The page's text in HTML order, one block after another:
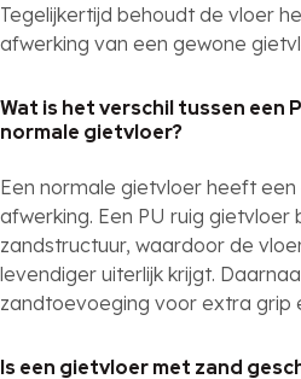
Tegelijkertijd behoudt de vloer
afwerking van een gewone
Wat is het verschil tussen een
normale gietvloer?
Een normale gietvloer heeft
afwerking. Een PU ruig gietvloer
zandstructuur, waardoor de
levendiger uiterlijk krijgt.
zandtoevoeging voor extra grip
Is een gietvloer met zand